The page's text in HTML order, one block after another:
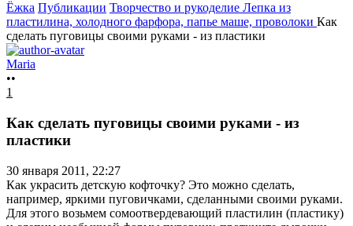
Ёжка Публикации Творчество и рукоделие Лепка из
пластилина, холодного фарфора, папье маше, проволоки Как
сделать пуговицы своими руками - из пластики
Maria
••
1
Как сделать пуговицы своими руками - из
пластики
30 января 2011, 22:27
Как украсить детскую кофточку? Это можно сделать,
например, яркими пуговичками, сделанными своими руками.
Для этого возьмем сомоотвердевающий пластилин (пластику)